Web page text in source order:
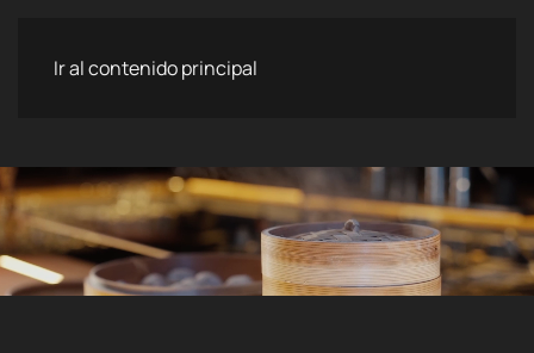
Ir al contenido principal
enBocca